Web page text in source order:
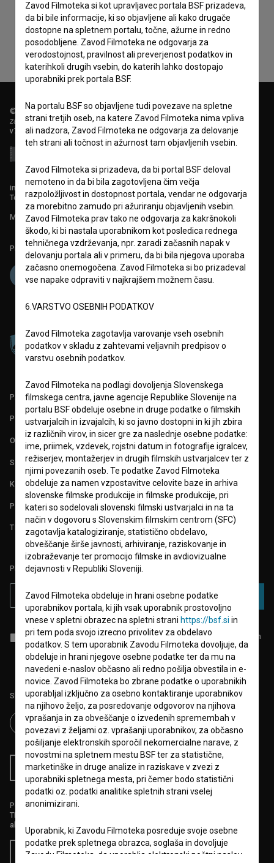
zbiranje, hrambo in obdelavo osebnih podatkov.
© 2018-2026, Filmoteka,
zavod za širjenje filmske kulture
v7.151.0
info@filmoteka.si
Tehnična pomoč: podpora@bsf.si
Mednarodna številka ISSN 2670-787X
Projekt sofinancira:
PARTNERJI
POGOJI UPORABE
O PROJEKTU
STATISTIKA
KONTAKT
POGOSTA VPRAŠANJA
TEST FUNKCIONALNOSTI
PRIJAVITE SE NA BSF NOVIČNIK:
PRIJAVA
Sprejemamsplošne pogoje in dajemsoglasjeza zbiranje, hrambo in
obdelavo osebnih podatkov.
Sledite nam na:
RSS novice RSS dogodki
Podprite nas z donacijo na
TRR: SI56 6100 0001 5706 684,
ali s kreditno kartico:
Doniraj
Zavod Filmoteka si kot upravljavec portala BSF prizadeva,
da bi bile informacije, ki so objavljene ali kako drugače
dostopne na spletnem portalu, točne, ažurne in redno
posodobljene. Zavod Filmoteka ne odgovarja za
verodostojnost, pravilnost ali preverjenost podatkov in
katerihkoli drugih vsebin, do katerih lahko dostopajo
uporabniki prek portala BSF.
Na portalu BSF so objavljene tudi povezave na spletne
strani tretjih oseb, na katere Zavod Filmoteka nima vpliva
ali nadzora, Zavod Filmoteka ne odgovarja za delovanje
teh strani ali točnost in ažurnost tam objavljenih vsebin.
Zavod Filmoteka si prizadeva, da bi portal BSF deloval
nemoteno in da bi bila zagotovljena čim večja
razpoložljivost in dostopnost portala, vendar ne odgovarja
za morebitno zamudo pri ažuriranju objavljenih vsebin.
Zavod Filmoteka prav tako ne odgovarja za kakršnokoli
škodo, ki bi nastala uporabnikom kot posledica rednega
tehničnega vzdrževanja, npr. zaradi začasnih napak v
delovanju portala ali v primeru, da bi bila njegova uporaba
začasno onemogočena. Zavod Filmoteka si bo prizadeval
vse napake odpraviti v najkrajšem možnem času.
6.VARSTVO OSEBNIH PODATKOV
Zavod Filmoteka zagotavlja varovanje vseh osebnih
podatkov v skladu z zahtevami veljavnih predpisov o
varstvu osebnih podatkov.
Zavod Filmoteka na podlagi dovoljenja Slovenskega
filmskega centra, javne agencije Republike Slovenije na
portalu BSF obdeluje osebne in druge podatke o filmskih
ustvarjalcih in izvajalcih, ki so javno dostopni in ki jih zbira
iz različnih virov, in sicer gre za naslednje osebne podatke:
ime, priimek, vzdevek, rojstni datum in fotografije igralcev,
režiserjev, montažerjev in drugih filmskih ustvarjalcev ter z
njimi povezanih oseb. Te podatke Zavod Filmoteka
obdeluje za namen vzpostavitve celovite baze in arhiva
slovenske filmske produkcije in filmske produkcije, pri
kateri so sodelovali slovenski filmski ustvarjalci in na ta
način v dogovoru s Slovenskim filmskim centrom (SFC)
zagotavlja katalogiziranje, statistično obdelavo,
obveščanje širše javnosti, arhiviranje, raziskovanje in
izobraževanje ter promocijo filmske in avdiovizualne
dejavnosti v Republiki Sloveniji.
Zavod Filmoteka obdeluje in hrani osebne podatke
uporabnikov portala, ki jih vsak uporabnik prostovoljno
vnese v spletni obrazec na spletni strani https://bsf.si in
pri tem poda svojo izrecno privolitev za obdelavo
podatkov. S tem uporabnik Zavodu Filmoteka dovoljuje, da
obdeluje in hrani njegove osebne podatke ter da mu na
navedeni e-naslov občasno ali redno pošilja obvestila in e-
novice. Zavod Filmoteka bo zbrane podatke o uporabnikih
uporabljal izključno za osebno kontaktiranje uporabnikov
na njihovo željo, za posredovanje odgovorov na njihova
vprašanja in za obveščanje o izvedenih spremembah v
povezavi z željami oz. vprašanji uporabnikov, za občasno
pošiljanje elektronskih sporočil nekomercialne narave, z
novostmi na spletnem mestu BSF ter za statistične,
marketinške in druge analize in raziskave v zvezi z
uporabniki spletnega mesta, pri čemer bodo statistični
podatki oz. podatki analitike spletnih strani vselej
anonimizirani.
Uporabnik, ki Zavodu Filmoteka posreduje svoje osebne
podatke prek spletnega obrazca, soglaša in dovoljuje
Zavodu Filmoteka, da uporablja elektronski poštni naslov